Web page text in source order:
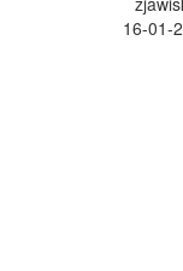
16-01-